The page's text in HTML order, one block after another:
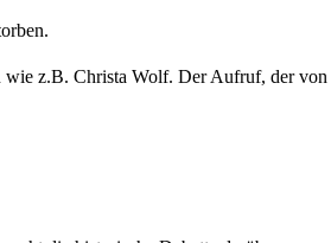
z.B. Christa Wolf. Der Aufruf, der von